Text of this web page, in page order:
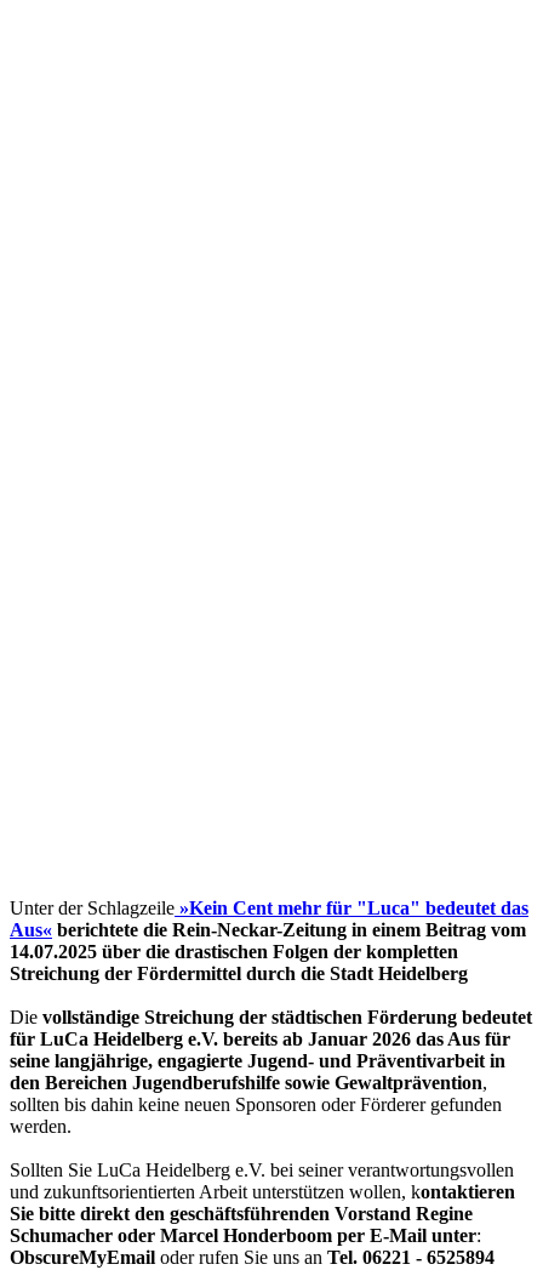
Unter der Schlagzeile »Kein Cent mehr für "Luca" bedeutet das
Aus« berichtete die Rein-Neckar-Zeitung in einem Beitrag vom
14.07.2025 über die drastischen Folgen der kompletten
Streichung der Fördermittel durch die Stadt Heidelberg
Die vollständige Streichung der städtischen Förderung bedeutet
für LuCa Heidelberg e.V. bereits ab Januar 2026 das Aus für
seine langjährige, engagierte Jugend- und Präventivarbeit in
den Bereichen Jugendberufshilfe sowie Gewaltprävention,
sollten bis dahin keine neuen Sponsoren oder Förderer gefunden
werden.
Sollten Sie LuCa Heidelberg e.V. bei seiner verantwortungsvollen
und zukunftsorientierten Arbeit unterstützen wollen, kontaktieren
Sie bitte direkt den geschäftsführenden Vorstand Regine
Schumacher oder Marcel Honderboom per E-Mail unter:
ObscureMyEmail oder rufen Sie uns an Tel. 06221 - 6525894